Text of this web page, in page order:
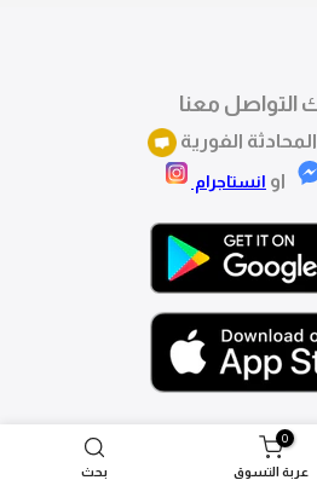
التواصل معنا
الفورية
او انستاجرام
0
عربة التسوق بحث